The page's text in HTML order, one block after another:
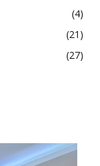
(4)
(21)
(27)